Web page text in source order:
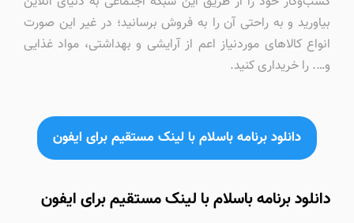
بیاورید و به راحتی آن را به فروش برسانید؛ در غیر این صورت
انواع کالاهای مورد‌نیاز اعم از آرایشی و بهداشتی، مواد غذایی
و…. را خریداری کنید.
دانلود برنامه باسلام با لینک مستقیم برای ایفون
دانلود برنامه باسلام با لینک مستقیم برای ایفون